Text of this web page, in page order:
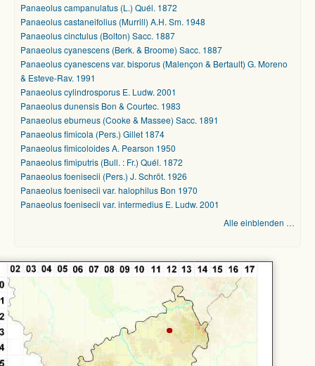
Panaeolus campanulatus (L.) Quél. 1872
Panaeolus castaneifolius (Murrill) A.H. Sm. 1948
Panaeolus cinctulus (Bolton) Sacc. 1887
Panaeolus cyanescens (Berk. & Broome) Sacc. 1887
Panaeolus cyanescens var. bisporus (Malençon & Bertault) G. Moreno
& Esteve-Rav. 1991
Panaeolus cylindrosporus E. Ludw. 2001
Panaeolus dunensis Bon & Courtec. 1983
Panaeolus eburneus (Cooke & Massee) Sacc. 1891
Panaeolus fimicola (Pers.) Gillet 1874
Panaeolus fimicoloides A. Pearson 1950
Panaeolus fimiputris (Bull. : Fr.) Quél. 1872
Panaeolus foenisecii (Pers.) J. Schröt. 1926
Panaeolus foenisecii var. halophilus Bon 1970
Panaeolus foenisecii var. intermedius E. Ludw. 2001
Alle einblenden …